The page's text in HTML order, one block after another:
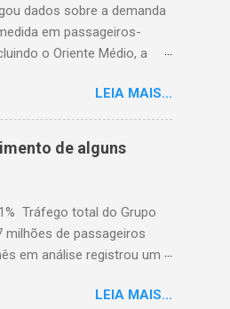
dados sobre a demanda
em passageiros-
o Oriente Médio, a
percentual em comparação
de 2025. Excluindo o
ao ano anterior, e o fator
de 2025). A demanda
2,4% em relação ao
LEIA MAIS...
de alguns
Tráfego total do Grupo
milhões de passageiros
em análise registrou um
greves da Lufthansa que
LEIA MAIS...